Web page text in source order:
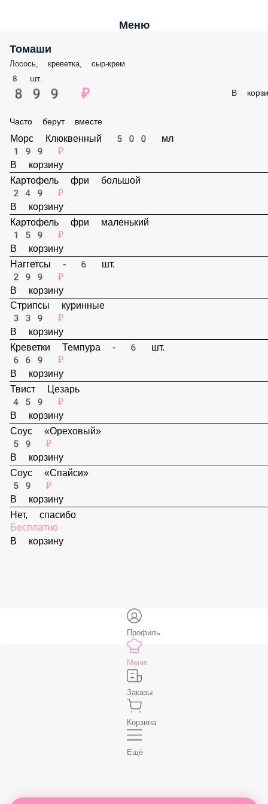
Меню
Томаши
Лосось, креветка, сыр-крем
8 шт.
899 ₽ В
Часто берут вместе
Морс Клюквенный 500 мл
199 ₽
В корзину
Картофель фри большой
249 ₽
В корзину
Картофель фри маленький
159 ₽
В корзину
Наггетсы - 6 шт.
299 ₽
В корзину
Стрипсы куринные
339 ₽
В корзину
Креветки Темпура - 6 шт.
669 ₽
В корзину
Твист Цезарь
459 ₽
В корзину
Соус «Ореховый»
59 ₽
В корзину
Профиль